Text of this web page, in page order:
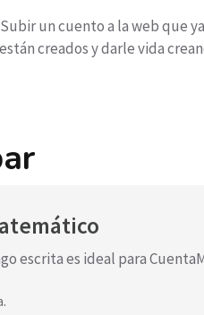
un cuento a la web que
creados y darle vida
escrita es ideal para